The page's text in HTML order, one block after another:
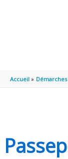
Accueil Démarches